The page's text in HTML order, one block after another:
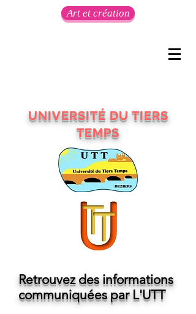
Art et création
UNIVERSITÉ DU TIERS
TEMPS
Retrouvez des informations
communiquées par L'UTT